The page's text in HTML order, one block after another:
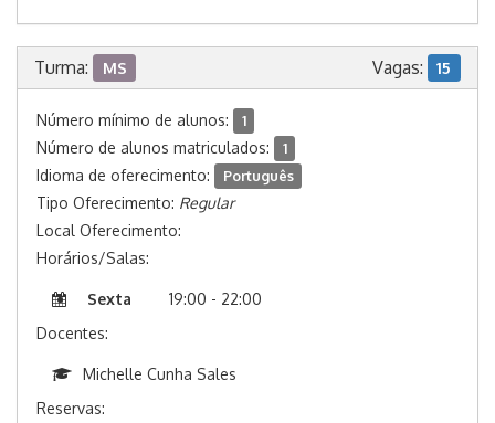
Turma: MS Vagas: 15
Número mínimo de alunos: 1
Número de alunos matriculados: 1
Idioma de oferecimento: Português
Tipo Oferecimento: Regular
Local Oferecimento:
Horários/Salas:
Sexta
19:00 - 22:00
Docentes:
Michelle Cunha Sales
Reservas: